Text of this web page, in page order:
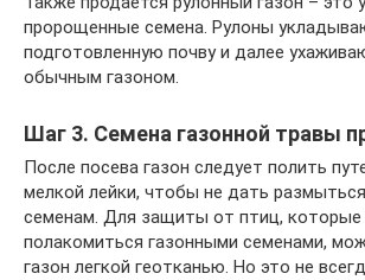
пророщенные семена. Рулоны
подготовленную почву и далее
обычным газоном.
Шаг 3. Семена газонной травы
После посева газон следует полить
мелкой лейки, чтобы не дать
семенам. Для защиты от птиц, которые
полакомиться газонными семенами,
газон легкой геотканью. Но это не